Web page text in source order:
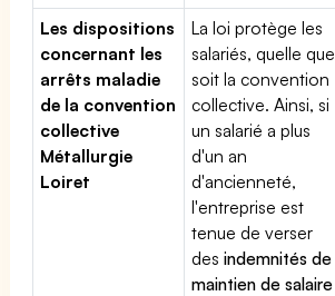
Les dispositions
concernant les
arrêts maladie
de la convention
collective
Métallurgie
Loiret
La loi protège les
salariés, quelle que
soit la convention
collective. Ainsi, si
un salarié a plus
d'un an
d'ancienneté,
l'entreprise est
tenue de verser
desindemnités de
maintien de salaire